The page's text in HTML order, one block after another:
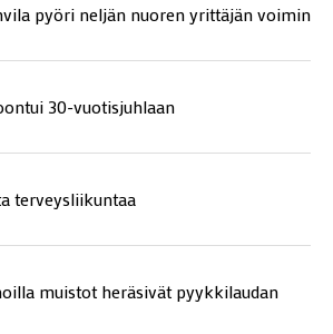
pyöri neljän nuoren yrittäjän voimin
30-vuotisjuhlaan
terveysliikuntaa
muistot heräsivät pyykkilaudan